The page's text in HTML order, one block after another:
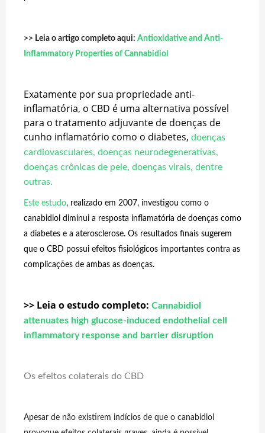
>> Leia o artigo completo aqui: Antioxidative and Anti-
Inflammatory Properties of Cannabidiol
Exatamente por sua propriedade anti-
inflamatória, o CBD é uma alternativa possível
para o tratamento adjuvante de doenças de
cunho inflamatório como o diabetes, doenças
cardiovasculares, doenças neurodegenerativas,
doenças crônicas de pele, doenças virais, dentre
outras.
Este estudo, realizado em 2007, investigou como o
canabidiol diminui a resposta inflamatória de doenças como
a diabetes e a aterosclerose. Os resultados finais sugerem
que o CBD possui efeitos fisiológicos importantes contra as
complicações de ambas as doenças.
>> Leia o estudo completo: Cannabidiol
attenuates high glucose-induced endothelial cell
inflammatory response and barrier disruption
Os efeitos colaterais do CBD
Apesar de não existirem indícios de que o canabidiol